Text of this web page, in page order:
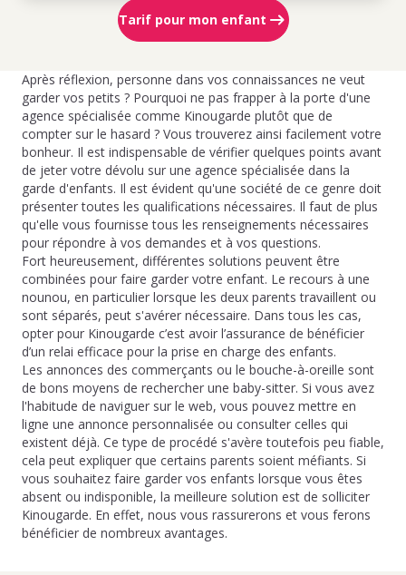
Tarif pour mon enfant
Après réflexion, personne dans vos connaissances ne veut
garder vos petits ? Pourquoi ne pas frapper à la porte d'une
agence spécialisée comme Kinougarde plutôt que de
compter sur le hasard ? Vous trouverez ainsi facilement votre
bonheur. Il est indispensable de vérifier quelques points avant
de jeter votre dévolu sur une agence spécialisée dans la
garde d'enfants. Il est évident qu'une société de ce genre doit
présenter toutes les qualifications nécessaires. Il faut de plus
qu'elle vous fournisse tous les renseignements nécessaires
pour répondre à vos demandes et à vos questions.
Fort heureusement, différentes solutions peuvent être
combinées pour faire garder votre enfant. Le recours à une
nounou, en particulier lorsque les deux parents travaillent ou
sont séparés, peut s'avérer nécessaire. Dans tous les cas,
opter pour Kinougarde c’est avoir l’assurance de bénéficier
d’un relai efficace pour la prise en charge des enfants.
Les annonces des commerçants ou le bouche-à-oreille sont
de bons moyens de rechercher une baby-sitter. Si vous avez
l'habitude de naviguer sur le web, vous pouvez mettre en
ligne une annonce personnalisée ou consulter celles qui
existent déjà. Ce type de procédé s'avère toutefois peu fiable,
cela peut expliquer que certains parents soient méfiants. Si
vous souhaitez faire garder vos enfants lorsque vous êtes
absent ou indisponible, la meilleure solution est de solliciter
Kinougarde. En effet, nous vous rassurerons et vous ferons
bénéficier de nombreux avantages.